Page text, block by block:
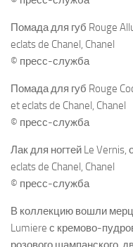
Помада для губ Rouge
eclats de Chanel, Chanel
© пресс-служба
Помада для губ Rouge
et eclats de Chanel, Chanel
© пресс-служба
Лак для ногтей Le Vernis,
eclats de Chanel, Chanel
© пресс-служба
В коллекцию вошли
Lumiere с кремово-